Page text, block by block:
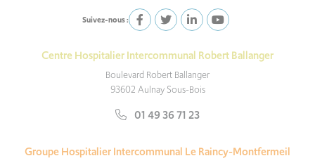
Suivez-nous :
Centre Hospitalier Intercommunal Robert Ballanger
Boulevard Robert Ballanger
93602 Aulnay Sous-Bois
01 49 36 71 23
Groupe Hospitalier Intercommunal Le Raincy-Montfermeil